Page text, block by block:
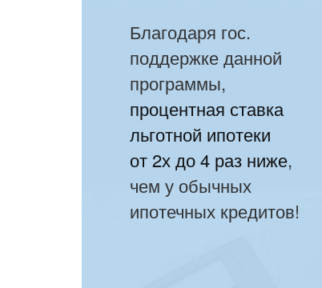
Благодаря гос.
поддержке данной
программы,
процентная ставка
льготной ипотеки
от 2х до 4 раз ниже,
чем у обычных
ипотечных кредитов!